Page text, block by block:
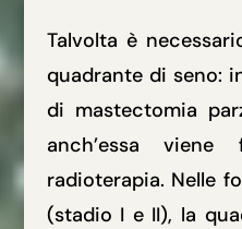
Talvolta è
quadrante di seno:
di mastectomia
anch’essa
radioterapia. Nelle
(stadio I e II), la